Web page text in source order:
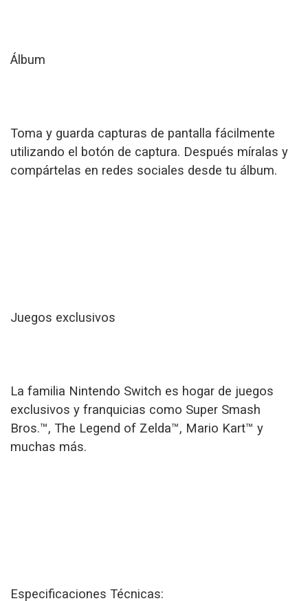
Álbum
Toma y guarda capturas de pantalla fácilmente
utilizando el botón de captura. Después míralas y
compártelas en redes sociales desde tu álbum.
Juegos exclusivos
La familia Nintendo Switch es hogar de juegos
exclusivos y franquicias como Super Smash
Bros.™, The Legend of Zelda™, Mario Kart™ y
muchas más.
Especificaciones Técnicas: